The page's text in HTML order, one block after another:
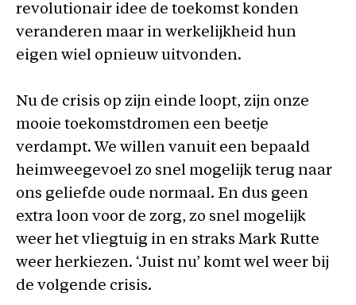
revolutionair idee de toekomst konden
veranderen maar in werkelijkheid hun
eigen wiel opnieuw uitvonden.
Nu de crisis op zijn einde loopt, zijn onze
mooie toekomstdromen een beetje
verdampt. We willen vanuit een bepaald
heimweegevoel zo snel mogelijk terug naar
ons geliefde oude normaal. En dus geen
extra loon voor de zorg, zo snel mogelijk
weer het vliegtuig in en straks Mark Rutte
weer herkiezen. ‘Juist nu’ komt wel weer bij
de volgende crisis.